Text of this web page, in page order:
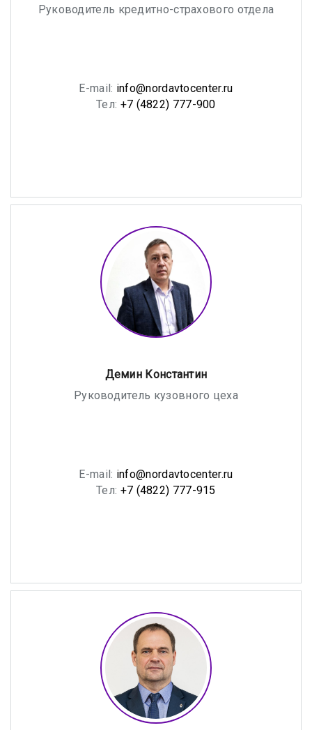
Руководитель кредитно-страхового отдела
E-mail: info@nordavtocenter.ru
Тел: +7 (4822) 777-900
Демин Константин
Руководитель кузовного цеха
E-mail: info@nordavtocenter.ru
Тел: +7 (4822) 777-915